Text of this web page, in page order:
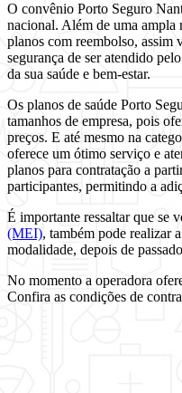
O convênio Porto Seguro
nacional. Além de uma ampla
planos com reembolso, assim
segurança de ser atendido
da sua saúde e bem-estar.
Os planos de saúde Porto
tamanhos de empresa, pois
preços. E até mesmo na
oferece um ótimo serviço e
planos para contratação a
participantes, permitindo a
É importante ressaltar que se
(MEI), também pode realizar
modalidade, depois de
No momento a operadora
Confira as condições de